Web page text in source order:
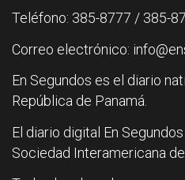
Teléfono: 385-8777 / 385-
Correo electrónico:
En Segundos es el diario
República de Panamá.
El diario digital En
Sociedad Interamericana